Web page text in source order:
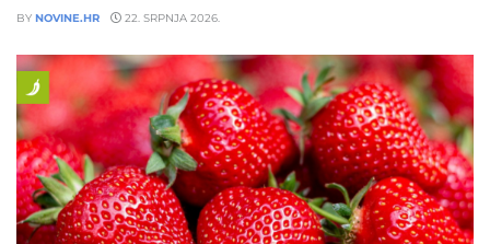
BY NOVINE.HR 22. SRPNJA 2026.